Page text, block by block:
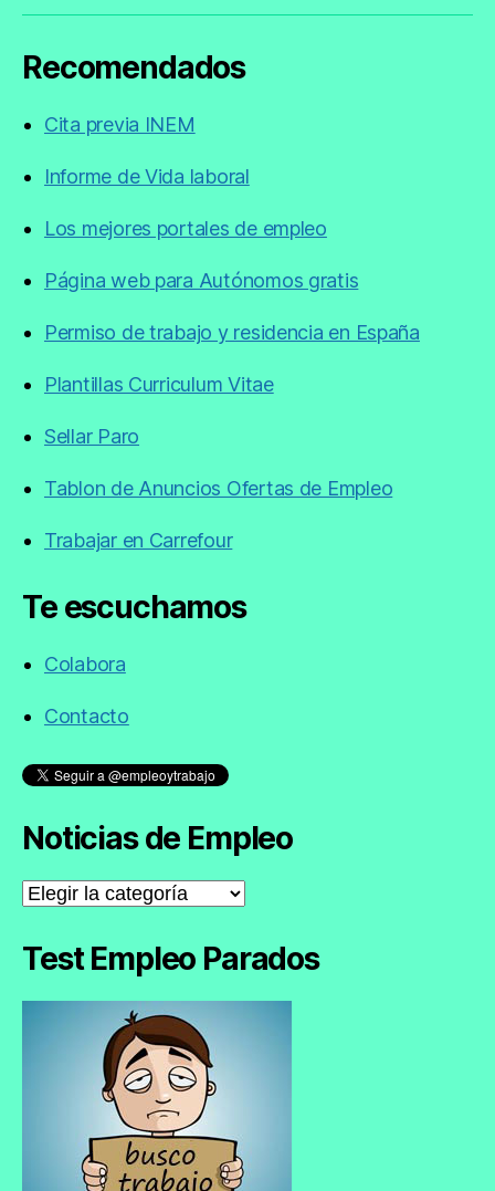
Recomendados
Cita previa INEM
Informe de Vida laboral
Los mejores portales de empleo
Página web para Autónomos gratis
Permiso de trabajo y residencia en España
Plantillas Curriculum Vitae
Sellar Paro
Tablon de Anuncios Ofertas de Empleo
Trabajar en Carrefour
Te escuchamos
Colabora
Contacto
Noticias de Empleo
Noticias
de
Test Empleo Parados